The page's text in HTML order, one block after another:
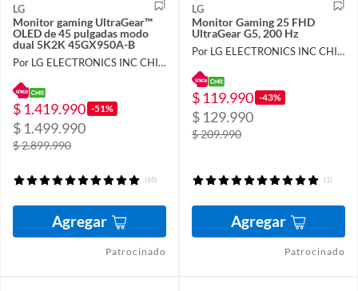
LG
Monitor gaming UltraGear™
OLED de 45 pulgadas modo
dual 5K2K 45GX950A-B
Por LG ELECTRONICS INC CHILE LIMITADA
$ 1.419.990 -51%
$ 1.499.990
$ 2.899.990
(65)
Agregar
Patrocinado
LG
Monitor Gaming 25 FHD
UltraGear G5, 200 Hz
Por LG ELECTRONICS INC CHILE LIMITADA
$ 119.990 -43%
$ 129.990
$ 209.990
(1)
Agregar
Patrocinado